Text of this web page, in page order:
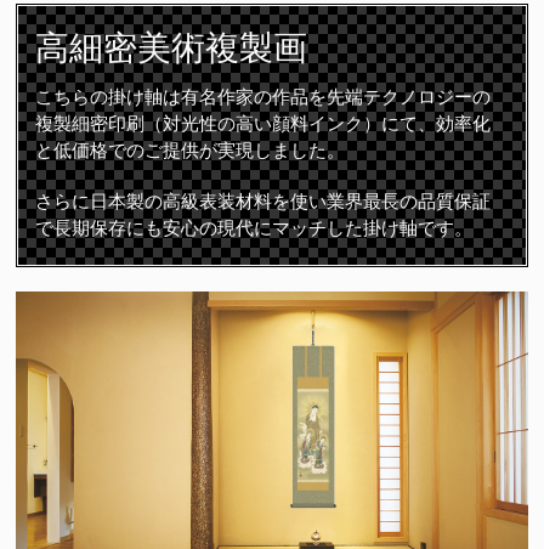
高細密美術複製画
こちらの掛け軸は有名作家の作品を先端テクノロジーの
複製細密印刷（対光性の高い顔料インク）にて、効率化
と低価格でのご提供が実現しました。
さらに日本製の高級表装材料を使い業界最長の品質保証
で長期保存にも安心の現代にマッチした掛け軸です。